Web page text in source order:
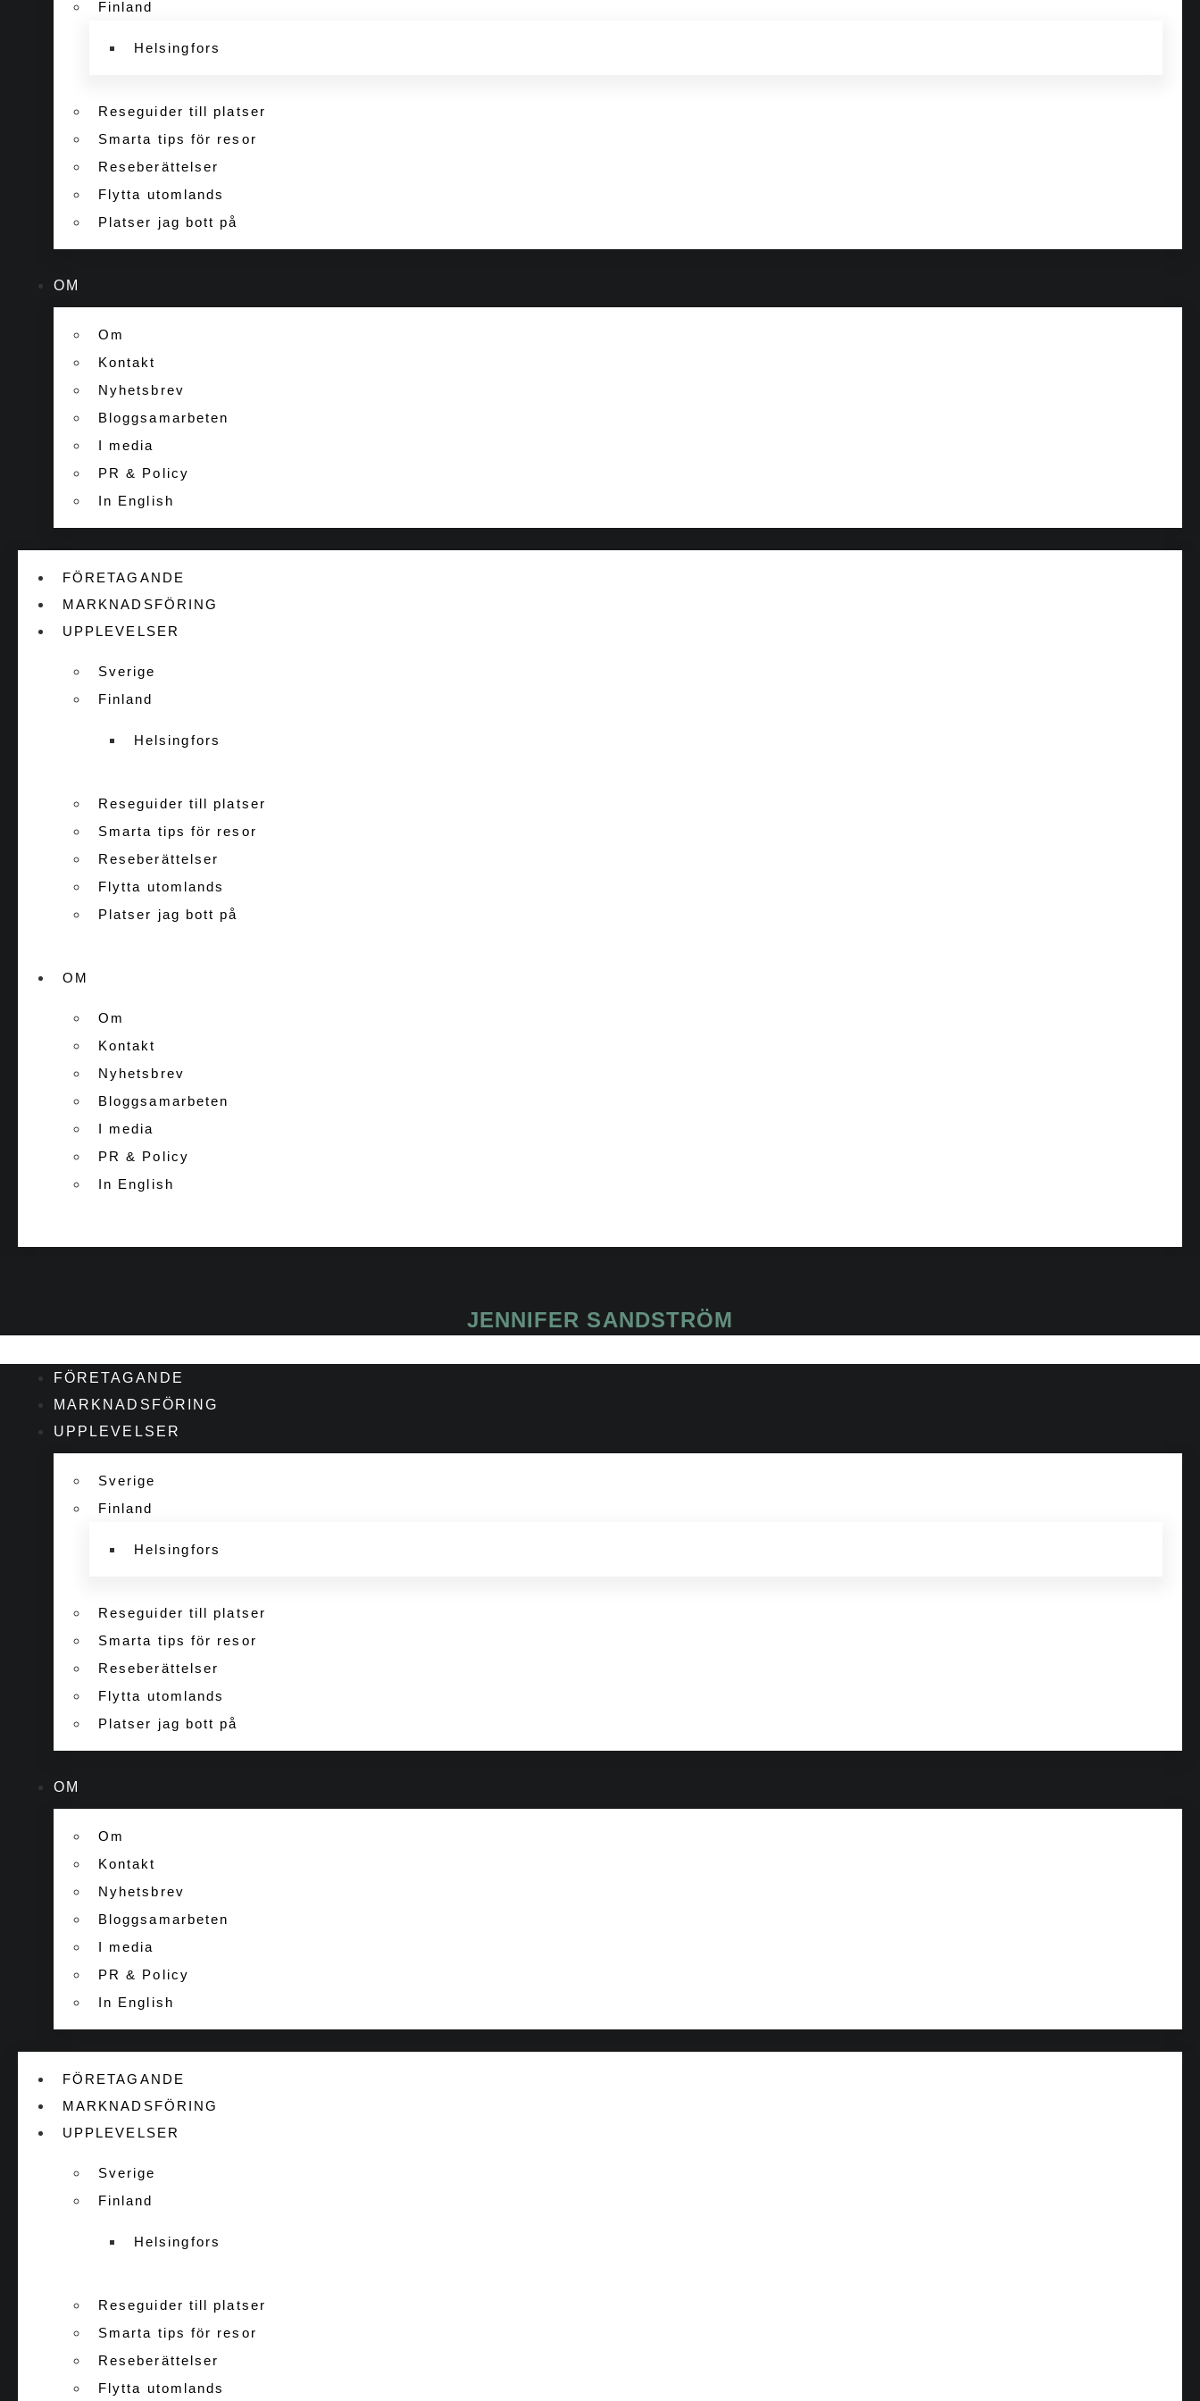
Finland
Helsingfors
Reseguider till platser
Smarta tips för resor
Reseberättelser
Flytta utomlands
Platser jag bott på
OM
Om
Kontakt
Nyhetsbrev
Bloggsamarbeten
I media
PR & Policy
In English
FÖRETAGANDE
MARKNADSFÖRING
UPPLEVELSER
Sverige
Finland
Helsingfors
Reseguider till platser
Smarta tips för resor
Reseberättelser
Flytta utomlands
Platser jag bott på
OM
Om
Kontakt
Nyhetsbrev
Bloggsamarbeten
I media
PR & Policy
In English
JENNIFER SANDSTRÖM
FÖRETAGANDE
MARKNADSFÖRING
UPPLEVELSER
Sverige
Finland
Helsingfors
Reseguider till platser
Smarta tips för resor
Reseberättelser
Flytta utomlands
Platser jag bott på
OM
Om
Kontakt
Nyhetsbrev
Bloggsamarbeten
I media
PR & Policy
In English
FÖRETAGANDE
MARKNADSFÖRING
UPPLEVELSER
Sverige
Finland
Helsingfors
Reseguider till platser
Smarta tips för resor
Reseberättelser
Flytta utomlands